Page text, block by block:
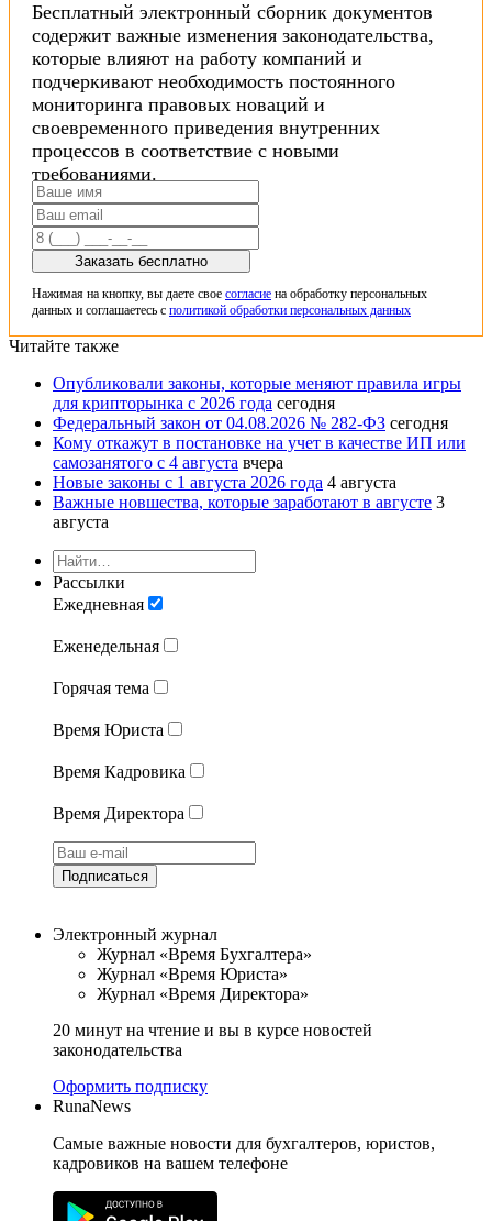
Бесплатный электронный сборник документов
содержит важные изменения законодательства,
которые влияют на работу компаний и
подчеркивают необходимость постоянного
мониторинга правовых новаций и
своевременного приведения внутренних
процессов в соответствие с новыми
требованиями.
Заказать бесплатно
Нажимая на кнопку, вы даете свое согласие на обработку персональных
данных и соглашаетесь с политикой обработки персональных данных
Читайте также
Опубликовали законы, которые меняют правила игры
для крипторынка с 2026 года сегодня
Федеральный закон от 04.08.2026 № 282-ФЗ сегодня
Кому откажут в постановке на учет в качестве ИП или
самозанятого с 4 августа вчера
Новые законы с 1 августа 2026 года 4 августа
Важные новшества, которые заработают в августе 3
августа
Рассылки
Ежедневная
Еженедельная
Горячая тема
Время Юриста
Время Кадровика
Время Директора
Подписаться
Электронный журнал
Журнал «Время Бухгалтера»
Журнал «Время Юриста»
Журнал «Время Директора»
20 минут на чтение и вы в курсе новостей
законодательства
Оформить подписку
RunaNews
Самые важные новости для бухгалтеров, юристов,
кадровиков на вашем телефоне